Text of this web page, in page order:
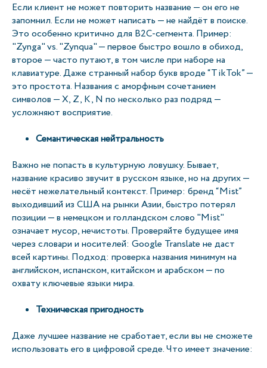
Если клиент не может повторить название — он его не
запомнил. Если не может написать — не найдёт в поиске.
Это особенно критично для B2C-сегмента. Пример:
"Zynga" vs. "Zynqua" — первое быстро вошло в обиход,
второе — часто путают, в том числе при наборе на
клавиатуре. Даже странный набор букв вроде “TikTok” —
это простота. Названия с аморфным сочетанием
символов — X, Z, K, N по несколько раз подряд —
усложняют восприятие.
Семантическая нейтральность
Важно не попасть в культурную ловушку. Бывает,
название красиво звучит в русском языке, но на других —
несёт нежелательный контекст. Пример: бренд “Mist”
выходивший из США на рынки Азии, быстро потерял
позиции — в немецком и голландском слово "Mist"
означает мусор, нечистоты. Проверяйте будущее имя
через словари и носителей: Google Translate не даст
всей картины. Подход: проверка названия минимум на
английском, испанском, китайском и арабском — по
охвату ключевые языки мира.
Техническая пригодность
Даже лучшее название не сработает, если вы не сможете
использовать его в цифровой среде. Что имеет значение: